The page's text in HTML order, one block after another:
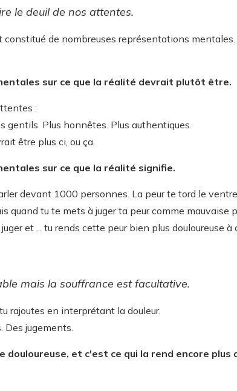
le deuil de nos attentes.
constitué de nombreuses représentations
sur ce que la réalité devrait plutôt être.
:
gentils. Plus honnêtes. Plus authentiques.
être plus ci, ou ça.
sur ce que la réalité signifie.
devant 1000 personnes. La peur te tord le
quand tu te mets à juger ta peur comme
et ... tu rends cette peur bien plus douloureuse à
mais la souffrance est facultative.
rajoutes en interprétant la douleur.
jugements.
douloureuse, et c'est ce qui la rend encore plus